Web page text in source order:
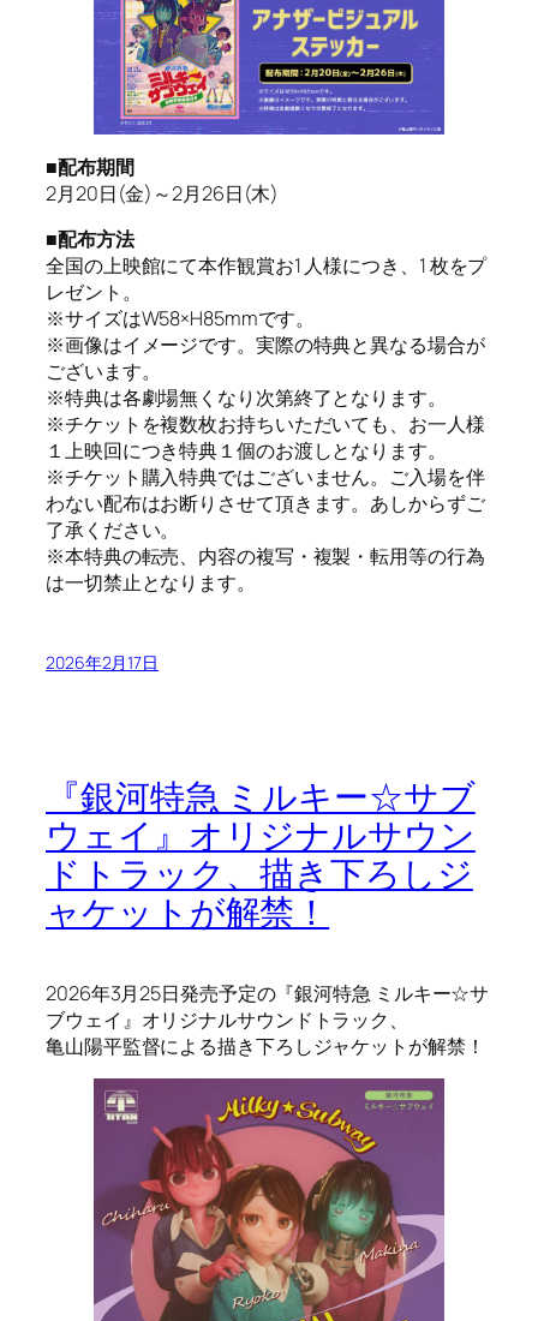
■配布期間
2月20日(金)～2月26日(木)
■配布方法
全国の上映館にて本作観賞お1 人様につき、1 枚をプ
レゼント。
※サイズはW58×H85mmです。
※画像はイメージです。実際の特典と異なる場合が
ございます。
※特典は各劇場無くなり次第終了となります。
※チケットを複数枚お持ちいただいても、お一人様
１上映回につき特典１個のお渡しとなります。
※チケット購入特典ではございません。ご入場を伴
わない配布はお断りさせて頂きます。あしからずご
了承ください。
※本特典の転売、内容の複写・複製・転用等の行為
は一切禁止となります。
2026年2月17日
『銀河特急 ミルキー☆サブ
ウェイ』オリジナルサウン
ドトラック、描き下ろしジ
ャケットが解禁！
2026年3月25日発売予定の『銀河特急 ミルキー☆サ
ブウェイ』オリジナルサウンドトラック、
亀山陽平監督による描き下ろしジャケットが解禁！